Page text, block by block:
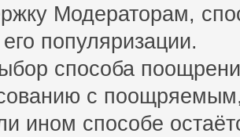
Модераторам,
популяризации.
способа
с
ином способе